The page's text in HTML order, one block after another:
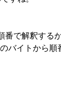
番で解釈する
バイトから順